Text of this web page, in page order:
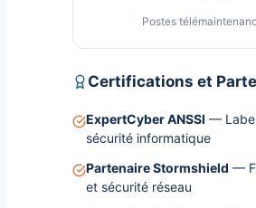
Postes
Certifications et
ExpertCyber ANSSI —
sécurité informatique
Partenaire Stormshield —
et sécurité réseau